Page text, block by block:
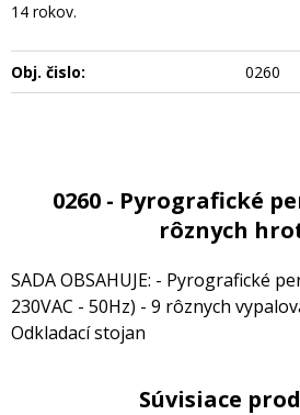
14 rokov.
Obj. čislo: 0260
0260 - Pyrografické
rôznych
SADA OBSAHUJE: - Pyrografické
230VAC - 50Hz) - 9 rôznych
Odkladací stojan
Súvisiace